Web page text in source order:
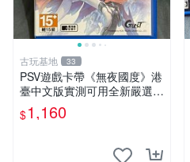
古玩基地 33
PSV遊戲卡帶《無夜國度》港
臺中文版實測可用全新嚴選成
色如圖可放心購買 無夜國度
PSV 港臺中文 游戲卡帶
$1,160